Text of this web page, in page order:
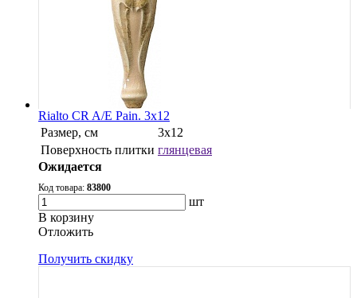
Rialto CR A/E Pain. 3x12
Размер, см
3x12
Поверхность плитки глянцевая
Ожидается
Код товара: 83800
шт
В корзину
Oтложить
Получить скидку